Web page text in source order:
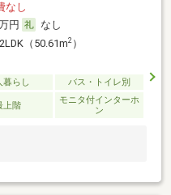
なし
円
なし
（50.61m2）
暮らし バス・トイレ別
上階
モニタ付インターホ
ン